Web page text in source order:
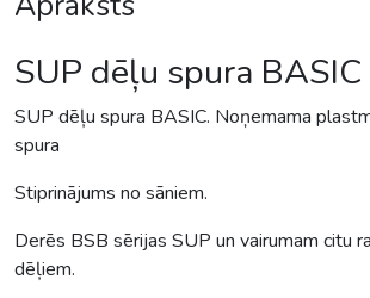
SUP dēļu spura BASIC
SUP dēļu spura BASIC. Noņemama
spura
Stiprinājums no sāniem.
Derēs BSB sērijas SUP un vairumam citu
dēļiem.